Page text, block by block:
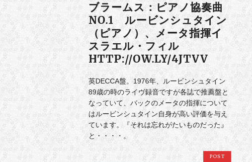
ブラームス：ピアノ協奏曲
NO.1 ルービンシュタイン
（ピアノ）、メータ指揮イ
スラエル・フィル
HTTP://OW.LY/4JTVV
英DECCA盤。1976年、ルービンシュタイン
89歳の時のライヴ録音ですが各誌で推薦盤と
なっていて、バックのメータの指揮について
はルービンシュタイン自身が高い評価を与え
ています。『それは忘れがたいものだった』
と・・・・。
POST